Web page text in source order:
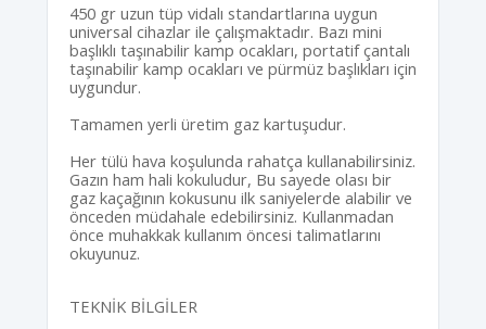
450 gr uzun tüp vidalı standartlarına uygun
universal cihazlar ile çalışmaktadır. Bazı mini
başlıklı taşınabilir kamp ocakları, portatif çantalı
taşınabilir kamp ocakları ve pürmüz başlıkları için
uygundur.
Tamamen yerli üretim gaz kartuşudur.
Her tülü hava koşulunda rahatça kullanabilirsiniz.
Gazın ham hali kokuludur, Bu sayede olası bir
gaz kaçağının kokusunu ilk saniyelerde alabilir ve
önceden müdahale edebilirsiniz. Kullanmadan
önce muhakkak kullanım öncesi talimatlarını
okuyunuz.
TEKNİK BİLGİLER